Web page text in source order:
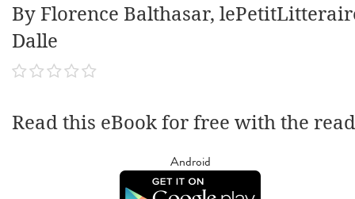
By Florence Balthasar,
Dalle
Read this eBook for free with the
Android